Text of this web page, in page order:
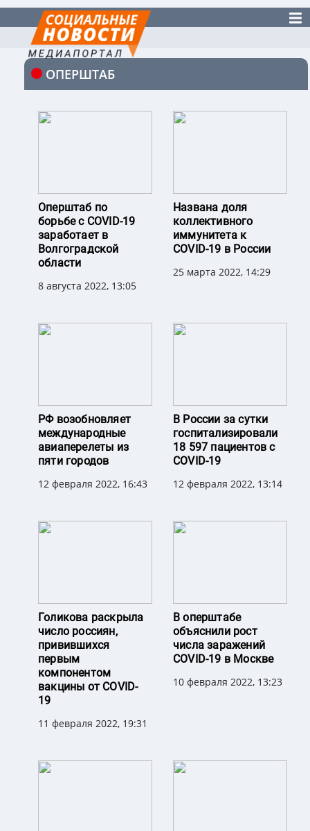
ОПЕРШТАБ
Оперштаб по
борьбе с COVID-19
заработает в
Волгоградской
области
8 августа 2022, 13:05
Названа доля
коллективного
иммунитета к
COVID-19 в России
25 марта 2022, 14:29
РФ возобновляет
международные
авиаперелеты из
пяти городов
12 февраля 2022, 16:43
В России за сутки
госпитализировали
18 597 пациентов с
COVID-19
12 февраля 2022, 13:14
Голикова раскрыла
число россиян,
привившихся
первым
компонентом
вакцины от COVID-
19
11 февраля 2022, 19:31
В оперштабе
объяснили рост
числа заражений
COVID-19 в Москве
10 февраля 2022, 13:23